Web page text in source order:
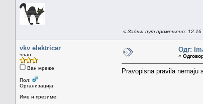
« Задњи пут промењено: 12.16
vkv elektricar
члан
Ван мреже
Пол:
Организација:
Име и презиме:
Одг:
«
Pravopisna pravila nemaju